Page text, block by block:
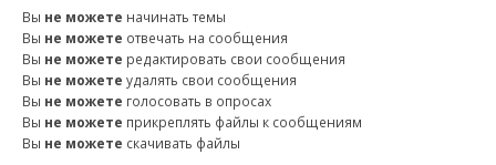
Вы не можете начинать темы
Вы не можете отвечать на сообщения
Вы не можете редактировать свои сообщения
Вы не можете удалять свои сообщения
Вы не можете голосовать в опросах
Вы не можете прикреплять файлы к сообщениям
Вы не можете скачивать файлы